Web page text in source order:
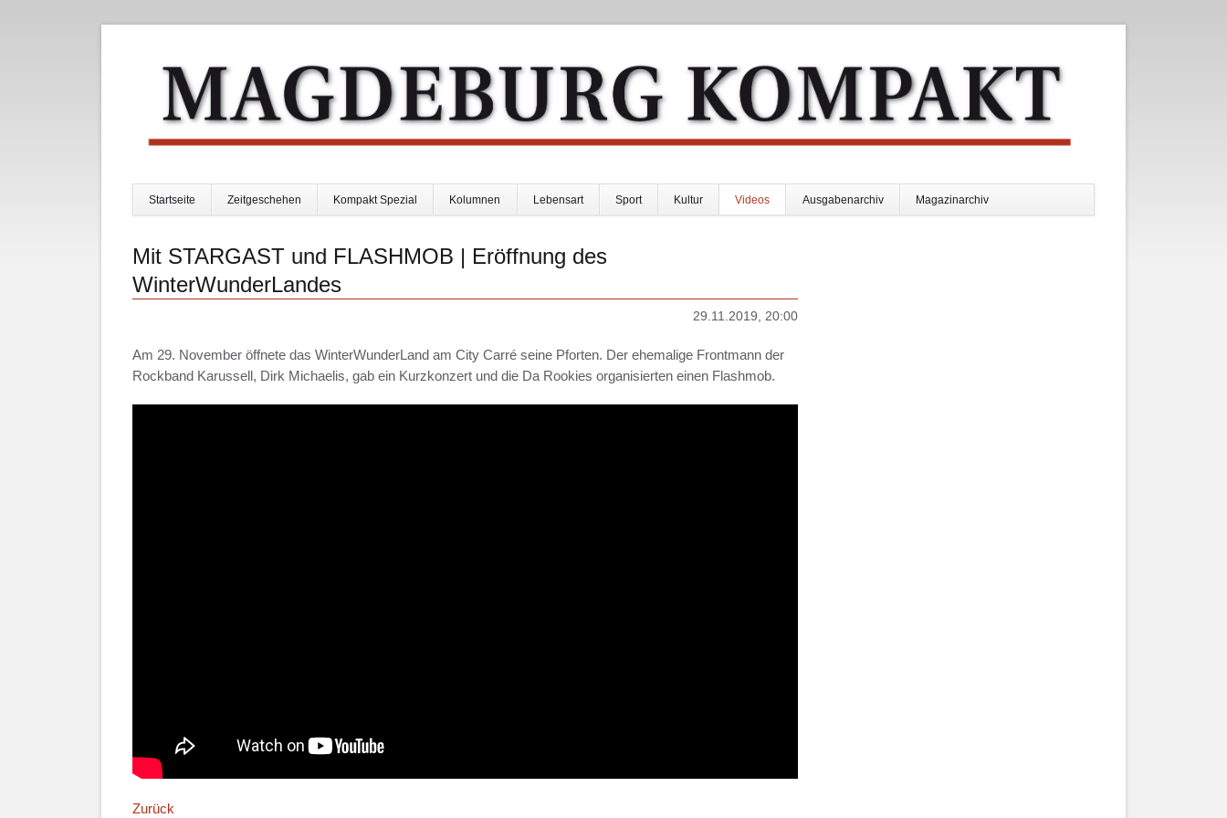
Startseite Zeitgeschehen Kompakt Spezial Kolumnen Lebensart Sport Kultur Videos Ausgabenarchiv Magazinarchiv
Mit STARGAST und FLASHMOB | Eröffnung des
WinterWunderLandes
29.11.2019, 20:00
Am 29. November öffnete das WinterWunderLand am City Carré seine Pforten. Der ehemalige Frontmann der
Rockband Karussell, Dirk Michaelis, gab ein Kurzkonzert und die Da Rookies organisierten einen Flashmob.
Zurück